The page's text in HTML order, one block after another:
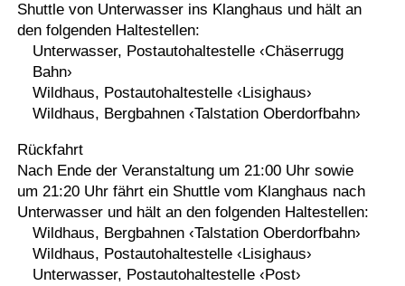
Shuttle von Unterwasser ins Klanghaus und hält an
den folgenden Haltestellen:
Unterwasser, Postautohaltestelle ‹Chäserrugg
Bahn›
Wildhaus, Postautohaltestelle ‹Lisighaus›
Wildhaus, Bergbahnen ‹Talstation Oberdorfbahn›
Rückfahrt
Nach Ende der Veranstaltung um 21:00 Uhr sowie
um 21:20 Uhr fährt ein Shuttle vom Klanghaus nach
Unterwasser und hält an den folgenden Haltestellen:
Wildhaus, Bergbahnen ‹Talstation Oberdorfbahn›
Wildhaus, Postautohaltestelle ‹Lisighaus›
Unterwasser, Postautohaltestelle ‹Post›